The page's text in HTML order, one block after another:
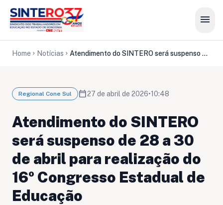
menu
Home chevron_right Notícias chevron_right Atendimento do SINTERO será suspenso de 28 a 30 de abril para realização do 16º Congresso Estadual de Educação
Regional Cone Sul calendar_today27 de abril de 2026•10:48
Atendimento do SINTERO
será suspenso de 28 a 30
de abril para realização do
16º Congresso Estadual de
Educação